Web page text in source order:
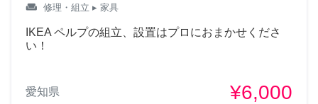
weekend 修理・組立 ▸ 家具
IKEA ペルプの組立、設置はプロにおまかせくださ
い！
愛知県 ¥6,000